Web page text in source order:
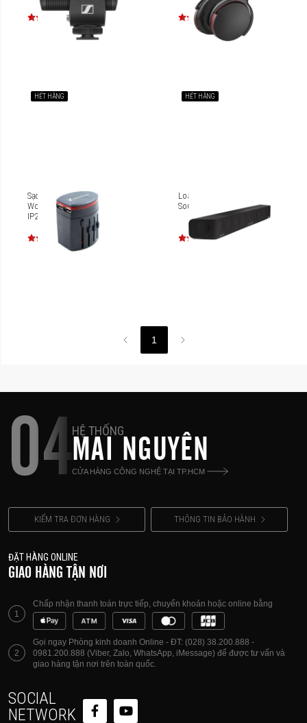
HẾT HÀNG
Sạc đa năng Sennheiser
World Travel Adapter 2
IP20/TA40
HẾT HÀNG
Loa Sennheiser AMBEO
Soundbar
1
04HỆ THỐNG
MAI NGUYÊN
CỬA HÀNG CÔNG NGHỆ TẠI TP.HCM
KIỂM TRA ĐƠN HÀNG THÔNG TIN BẢO HÀNH
ĐẶT HÀNG ONLINE
GIAO HÀNG TẬN NƠI
1
Chấp nhận thanh toán trực tiếp, chuyển khoản hoặc online bằng
2
Gọi ngay Phòng kinh doanh Online - ĐT: (028) 38.200.888 -
0981.200.888 (Viber, Zalo, WhatsApp, iMessage) để được tư vấn và
giao hàng tận nơi trên toàn quốc.
SOCIAL
NETWORK